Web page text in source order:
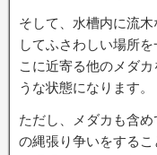
そして、水槽内に流
してふさわしい場所
こに近寄る他のメダ
うな状態になります。
ただし、メダカも含
の縄張り争いをする